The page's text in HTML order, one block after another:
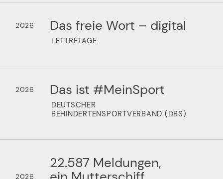
2026 Das freie Wort – digital
LETTRÉTAGE
2026 Das ist #MeinSport
DEUTSCHER
BEHINDERTENSPORTVERBAND (DBS)
2026
22.587 Meldungen,